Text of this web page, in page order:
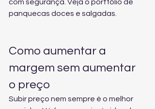
com segurança. Veja o portfólio de
panquecas doces e salgadas
Como aumentar a
margem sem aumentar
o preço
Subir preço nem sempre é o melhor